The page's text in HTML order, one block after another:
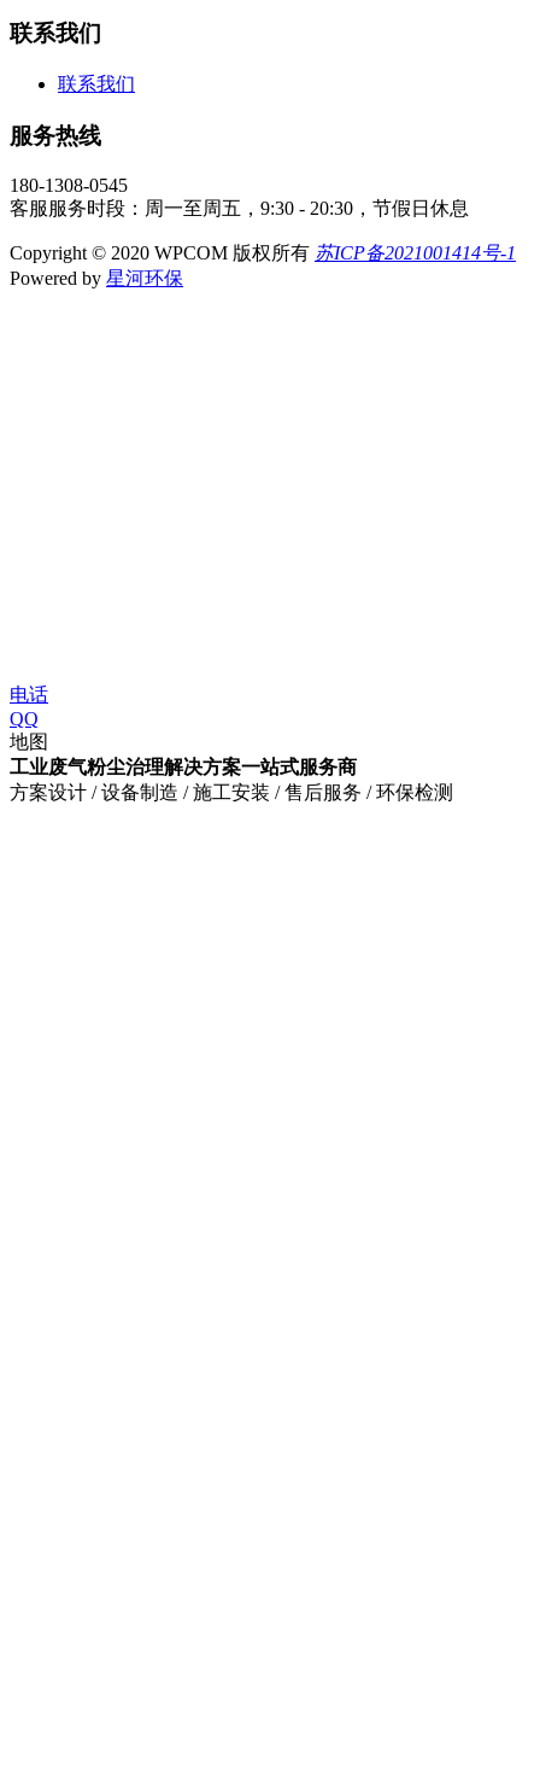
联系我们
联系我们
服务热线
180-1308-0545
客服服务时段：周一至周五，9:30 - 20:30，节假日休息
Copyright © 2020 WPCOM 版权所有 苏ICP备2021001414号-1
Powered by 星河环保
电话
QQ
地图
工业废气粉尘治理解决方案一站式服务商
方案设计 / 设备制造 / 施工安装 / 售后服务 / 环保检测